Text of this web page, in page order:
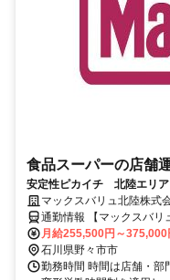
食品スーパーの店舗
安定性ピカイチ 北陸エリア
を楽しくするお店を一緒に
マックスバリュ北陸株式
通勤情報 【マックスバリ
替駅 ]より徒歩12分 [ 市立
で約10分
月給255,500円～375,000
石川県野々市市
勤務時間 時間は店舗・部